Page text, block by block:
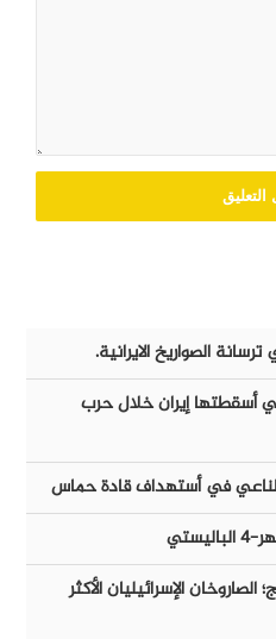
الصواريخ الايرانية.
أسقطتها إيران خلال حرب
في أستهداف قادة حماس
الإسرائيليان الأكثر